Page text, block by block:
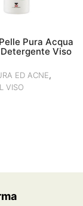
Pura Acqua
Viso
ED ACNE,
VISO